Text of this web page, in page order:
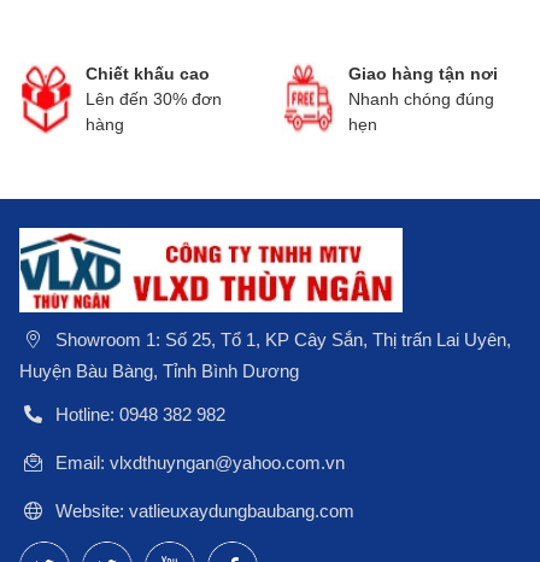
Chiết khấu cao
Lên đến 30% đơn
hàng
Giao hàng tận nơi
Nhanh chóng đúng
hẹn
Showroom 1: Số 25, Tổ 1, KP Cây Sắn, Thị trấn Lai Uyên,
Huyện Bàu Bàng, Tỉnh Bình Dương
Hotline: 0948 382 982
Email: vlxdthuyngan@yahoo.com.vn
Website: vatlieuxaydungbaubang.com